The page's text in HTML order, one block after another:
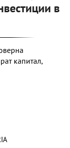
в
капитал,